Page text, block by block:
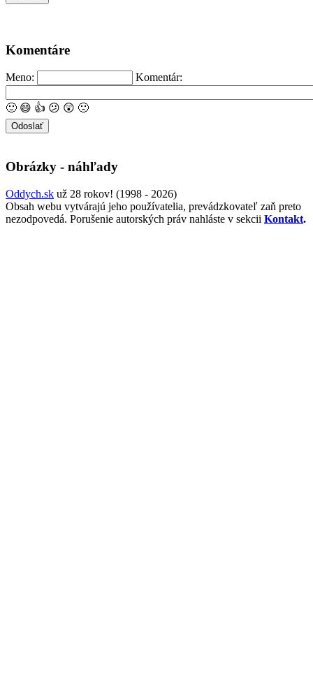
Komentáre
Meno: Komentár:
🙂 😄 👍 😕 😲 🙁
Obrázky - náhľady
Oddych.sk už 28 rokov! (1998 - 2026)
Obsah webu vytvárajú jeho používatelia, prevádzkovateľ zaň preto
nezodpovedá. Porušenie autorských práv nahláste v sekcii Kontakt.